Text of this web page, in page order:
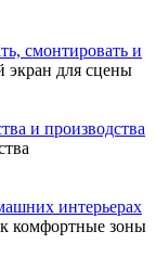
смонтировать и
экран для сцены
и производства
интерьерах
комфортные зоны